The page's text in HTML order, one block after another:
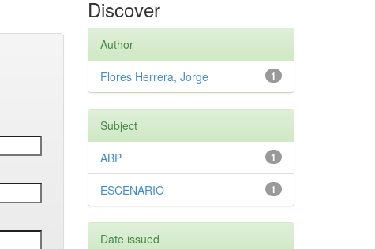
Discover
Author
1
Flores Herrera, Jorge
Subject
1
ABP
1
ESCENARIO
Date issued